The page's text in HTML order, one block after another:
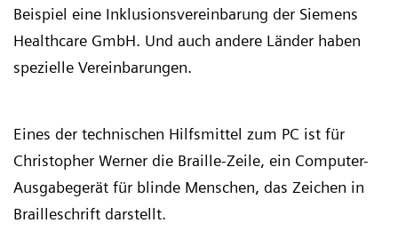
Beispiel eine Inklusionsvereinbarung der Siemens
Healthcare GmbH. Und auch andere Länder haben
spezielle Vereinbarungen.
Eines der technischen Hilfsmittel zum PC ist für
Christopher Werner die Braille-Zeile, ein Computer-
Ausgabegerät für blinde Menschen, das Zeichen in
Brailleschrift darstellt.